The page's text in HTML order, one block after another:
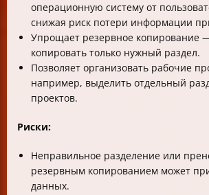
операционную систему от
снижая риск потери информации
Упрощает резервное копирование
копировать только нужный раздел.
Позволяет организовать рабочие
например, выделить отдельный
проектов.
Риски:
Неправильное разделение или
резервным копированием может
данных.